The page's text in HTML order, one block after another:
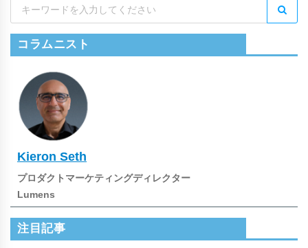
コラムニスト
Kieron Seth
プロダクトマーケティングディレクター
Lumens
注目記事